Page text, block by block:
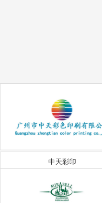
中天彩印